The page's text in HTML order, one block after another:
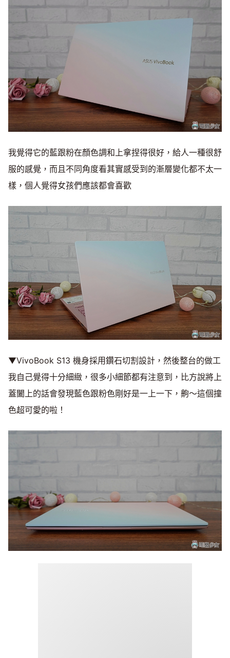
我覺得它的藍跟粉在顏色調和上拿捏得很好，給人一種很舒
服的感覺，而且不同角度看其實感受到的漸層變化都不太一
樣，個人覺得女孩們應該都會喜歡
▼VivoBook S13 機身採用鑽石切割設計，然後整台的做工
我自己覺得十分細緻，很多小細節都有注意到，比方說將上
蓋闔上的話會發現藍色跟粉色剛好是一上一下，齁～這個撞
色超可愛的啦！